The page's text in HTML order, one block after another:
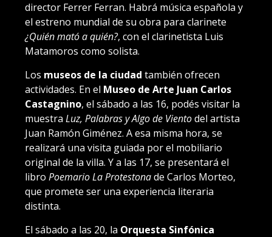
director Ferrer Ferran. Habrá música española y
el estreno mundial de su obra para clarinete
¿Quién mató a quién?, con el clarinetista Luis
Matamoros como solista.
Los museos de la ciudad también ofrecen
actividades. En el Museo de Arte Juan Carlos
Castagnino, el sábado a las 16, podés visitar la
muestra Luz, Palabras y Algo de Vientodel artista
Juan Ramón Giménez. A esa misma hora, se
realizará una visita guiada por el mobiliario
original de la villa. Y a las 17, se presentará el
libro Poemario La Protestonade Carlos Morteo,
que promete ser una experiencia literaria
distinta.
El sábado a las 20, la Orquesta Sinfónica